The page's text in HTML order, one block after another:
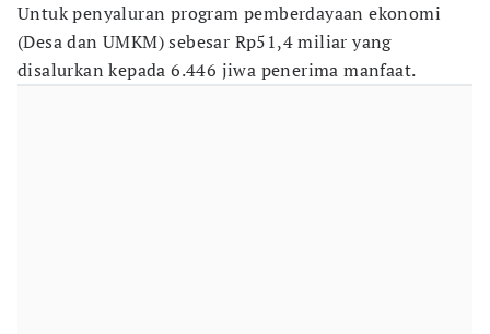
Untuk penyaluran program pemberdayaan ekonomi
(Desa dan UMKM) sebesar Rp51,4 miliar yang
disalurkan kepada 6.446 jiwa penerima manfaat.